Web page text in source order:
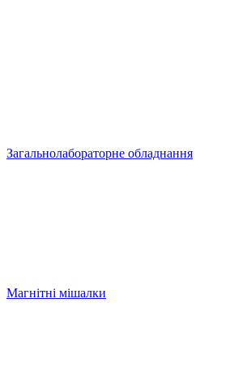
Загальнолабораторне обладнання
Магнітні мішалки